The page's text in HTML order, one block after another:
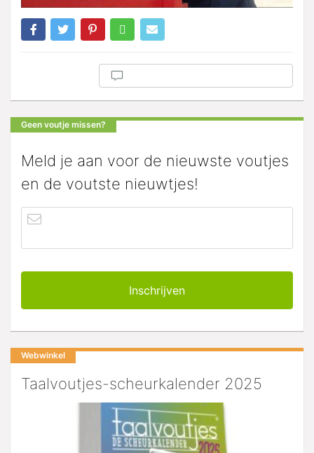
Geen voutje missen?
Meld je aan voor de nieuwste voutjes
en de voutste nieuwtjes!
Webwinkel
Taalvoutjes-scheurkalender 2025